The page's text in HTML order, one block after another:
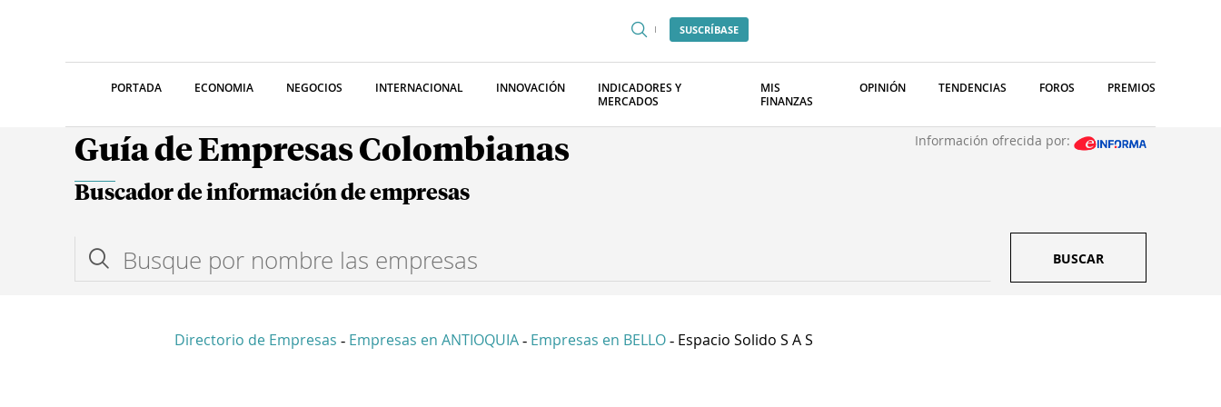
SUSCRÍBASE
PORTADA ECONOMIA NEGOCIOS INTERNACIONAL INNOVACIÓN
INDICADORES Y
MERCADOS
MIS
FINANZAS
OPINIÓN TENDENCIAS FOROS PREMIOS
Guía de Empresas Colombianas Información ofrecida por:
Buscador de información de empresas
BUSCAR
Directorio de Empresas - Empresas en ANTIOQUIA - Empresas en BELLO - Espacio Solido S A S